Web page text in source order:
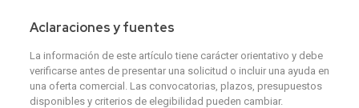
Aclaraciones y fuentes
La información de este artículo tiene carácter orientativo y debe
verificarse antes de presentar una solicitud o incluir una ayuda en
una oferta comercial. Las convocatorias, plazos, presupuestos
disponibles y criterios de elegibilidad pueden cambiar.